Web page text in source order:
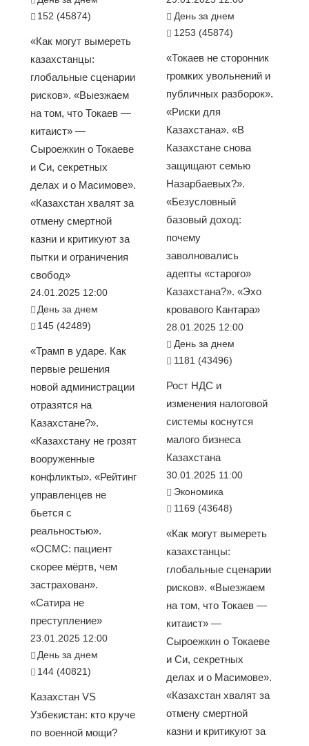
152 (45874)
«Как могут вымереть
казахстанцы:
глобальные сценарии
рисков». «Выезжаем
на том, что Токаев —
китаист» —
Сыроежкин о Токаеве
и Си, секретных
делах и о Масимове».
«Казахстан хвалят за
отмену смертной
казни и критикуют за
пытки и ограничения
свобод»
24.01.2025 12:00
День за днем
145 (42489)
«Трамп в ударе. Как
первые решения
новой администрации
отразятся на
Казахстане?».
«Казахстану не грозят
вооруженные
конфликты». «Рейтинг
управленцев не
бьется с
реальностью».
«ОСМС: пациент
скорее мёртв, чем
застрахован».
«Сатира не
преступление»
23.01.2025 12:00
День за днем
144 (40821)
Казахстан VS
Узбекистан: кто круче
по военной мощи?
День за днем
1253 (45874)
«Токаев не сторонник
громких увольнений и
публичных разборок».
«Риски для
Казахстана». «В
Казахстане снова
защищают семью
Назарбаевых?».
«Безусловный
базовый доход:
почему
заволновались
адепты «старого»
Казахстана?». «Эхо
кровавого Кантара»
28.01.2025 12:00
День за днем
1181 (43496)
Рост НДС и
изменения налоговой
системы коснутся
малого бизнеса
Казахстана
30.01.2025 11:00
Экономика
1169 (43648)
«Как могут вымереть
казахстанцы:
глобальные сценарии
рисков». «Выезжаем
на том, что Токаев —
китаист» —
Сыроежкин о Токаеве
и Си, секретных
делах и о Масимове».
«Казахстан хвалят за
отмену смертной
казни и критикуют за